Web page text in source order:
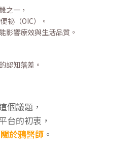
之一，
祕（OIC）。
影響療效與生活品質。
認知落差。
個議題，
台的初衷，
於鴉醫師 。